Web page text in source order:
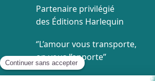
Partenaire privilégié
des Éditions Harlequin
‘’L’amour vous transporte,
on vous l’apporte’’